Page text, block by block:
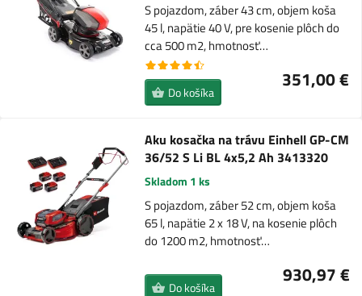
S pojazdom, záber 43 cm, objem koša
45 l, napätie 40 V, pre kosenie plôch do
cca 500 m2, hmotnosť…
351,00 €
Do košíka
Aku kosačka na trávu Einhell GP-CM
36/52 S Li BL 4x5,2 Ah 3413320
Skladom 1 ks
S pojazdom, záber 52 cm, objem koša
65 l, napätie 2 x 18 V, na kosenie plôch
do 1200 m2, hmotnosť…
930,97 €
Do košíka